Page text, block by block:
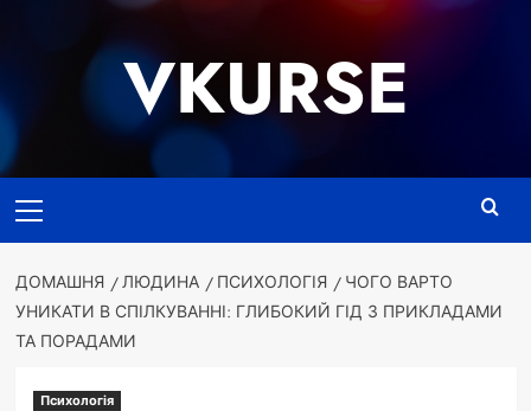
VKURSE
меню
ДОМАШНЯ ЛЮДИНА ПСИХОЛОГІЯ
ЧОГО ВАРТО
УНИКАТИ В СПІЛКУВАННІ: ГЛИБОКИЙ ГІД З ПРИКЛАДАМИ
ТА ПОРАДАМИ
Психологія